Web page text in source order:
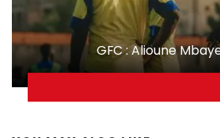
GFC : Alioune